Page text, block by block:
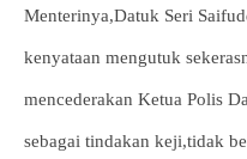
Menterinya,Datuk Seri
kenyataan mengutuk
mencederakan Ketua Polis
sebagai tindakan keji,tidak